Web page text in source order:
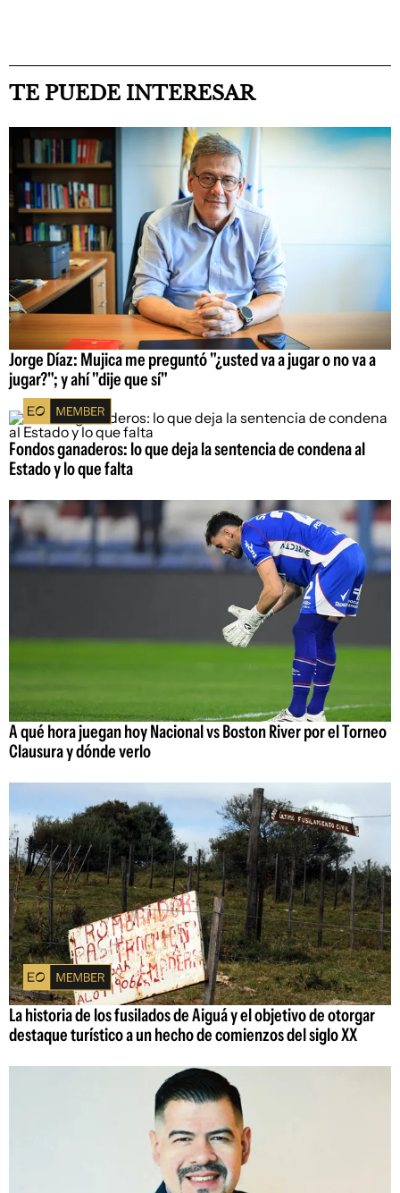
TE PUEDE INTERESAR
Jorge Díaz: Mujica me preguntó "¿usted va a jugar o no va a
jugar?"; y ahí "dije que sí"
Fondos ganaderos: lo que deja la sentencia de condena al
Estado y lo que falta
A qué hora juegan hoy Nacional vs Boston River por el Torneo
Clausura y dónde verlo
La historia de los fusilados de Aiguá y el objetivo de otorgar
destaque turístico a un hecho de comienzos del siglo XX